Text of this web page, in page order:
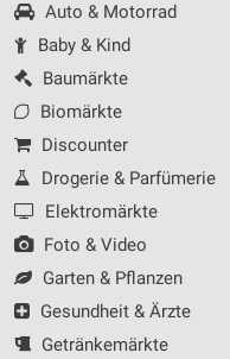
Auto & Motorrad
Baby & Kind
Baumärkte
Biomärkte
Discounter
Drogerie & Parfümerie
Elektromärkte
Foto & Video
Garten & Pflanzen
Gesundheit & Ärzte
Getränkemärkte